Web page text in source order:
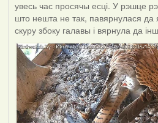
увесь час просячы есці. У рэшце
што нешта не так, павярнулася да
скуру збоку галавы і вярнула да